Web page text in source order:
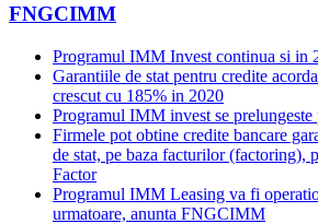
FNGCIMM
Programul IMM Invest continua si in
Garantiile de stat pentru credite
crescut cu 185% in 2020
Programul IMM invest se prelungeste
Firmele pot obtine credite bancare
de stat, pe baza facturilor (factoring),
Factor
Programul IMM Leasing va fi
urmatoare, anunta FNGCIMM